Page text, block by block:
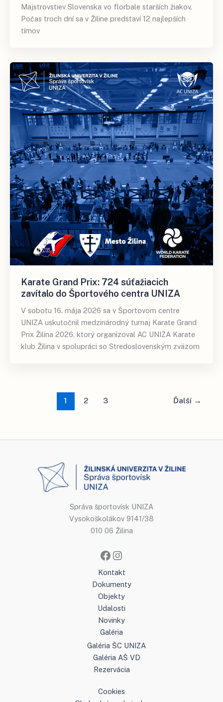
Majstrovstiev Slovenska vo florbale starších žiakov.
Počas troch dní sa v Žiline predstaví 12 najlepších
tímov
Karate Grand Prix: 724 súťažiacich
zavítalo do Športového centra UNIZA
V sobotu 16. mája 2026 sa v Športovom centre
UNIZA uskutočnil medzinárodný turnaj Karate Grand
Prix Žilina 2026, ktorý organizoval AC UNIZA Karate
klub Žilina v spolupráci so Stredoslovenským zväzom
1 2 3 Ďalší →
Správa športovísk UNIZA
Vysokoškolákov 9141/38
010 06 Žilina
Facebook
Instagram
Kontakt
Dokumenty
Objekty
Udalosti
Novinky
Galéria
Galéria ŠC UNIZA
Galéria AŠ VD
Rezervácia
Cookies